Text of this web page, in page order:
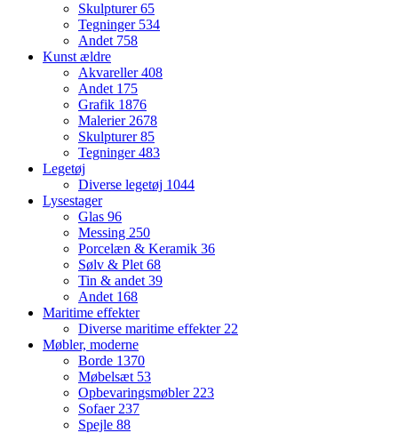
Skulpturer65
Tegninger 534
Andet 758
Kunst ældre
Akvareller408
Andet 175
Grafik 1876
Malerier 2678
Skulpturer85
Tegninger483
Legetøj
Diverse legetøj 1044
Lysestager
Glas 96
Messing 250
Porcelæn & Keramik 36
Sølv & Plet 68
Tin & andet 39
Andet 168
Maritime effekter
Diverse maritime effekter 22
Møbler, moderne
Borde 1370
Møbelsæt 53
Opbevaringsmøbler 223
Sofaer 237
Spejle 88